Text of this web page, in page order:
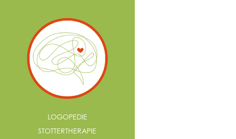
LOGOPEDIE
STOTTERTHERAPIE